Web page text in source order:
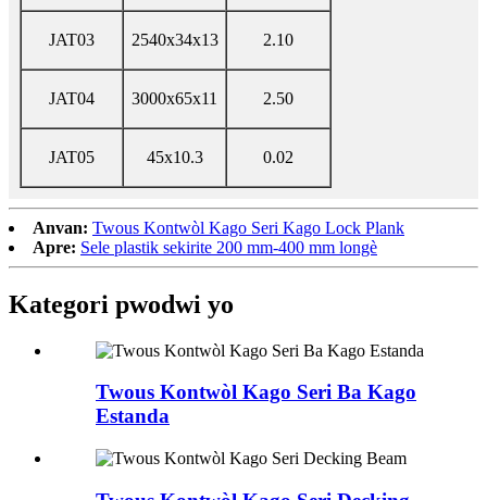
JAT03 2540x34x13 2.10
JAT04 3000x65x11 2.50
JAT05 45x10.3 0.02
Anvan: Twous Kontwòl Kago Seri Kago Lock Plank
Apre: Sele plastik sekirite 200 mm-400 mm longè
Kategori pwodwi yo
Twous Kontwòl Kago Seri Ba Kago
Estanda